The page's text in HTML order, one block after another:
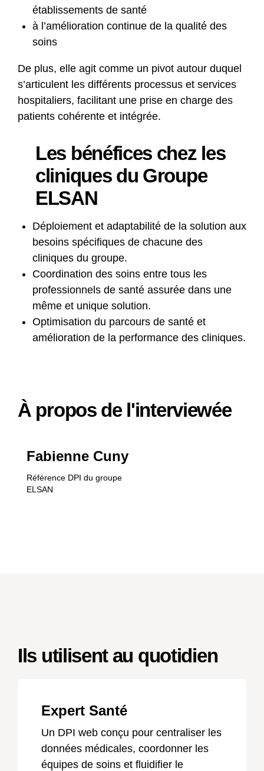
établissements de santé
à l’amélioration continue de la qualité des
soins
De plus, elle agit comme un pivot autour duquel
s’articulent les différents processus et services
hospitaliers, facilitant une prise en charge des
patients cohérente et intégrée.
Les bénéfices chez les
cliniques du Groupe
ELSAN
Déploiement et adaptabilité de la solution aux
besoins spécifiques de chacune des
cliniques du groupe.
Coordination des soins entre tous les
professionnels de santé assurée dans une
même et unique solution.
Optimisation du parcours de santé et
amélioration de la performance des cliniques.
À propos de l'interviewée
Fabienne Cuny
Référence DPI du groupe
ELSAN
Ils utilisent au quotidien
Expert Santé
Un DPI web conçu pour centraliser les
données médicales, coordonner les
équipes de soins et fluidifier le